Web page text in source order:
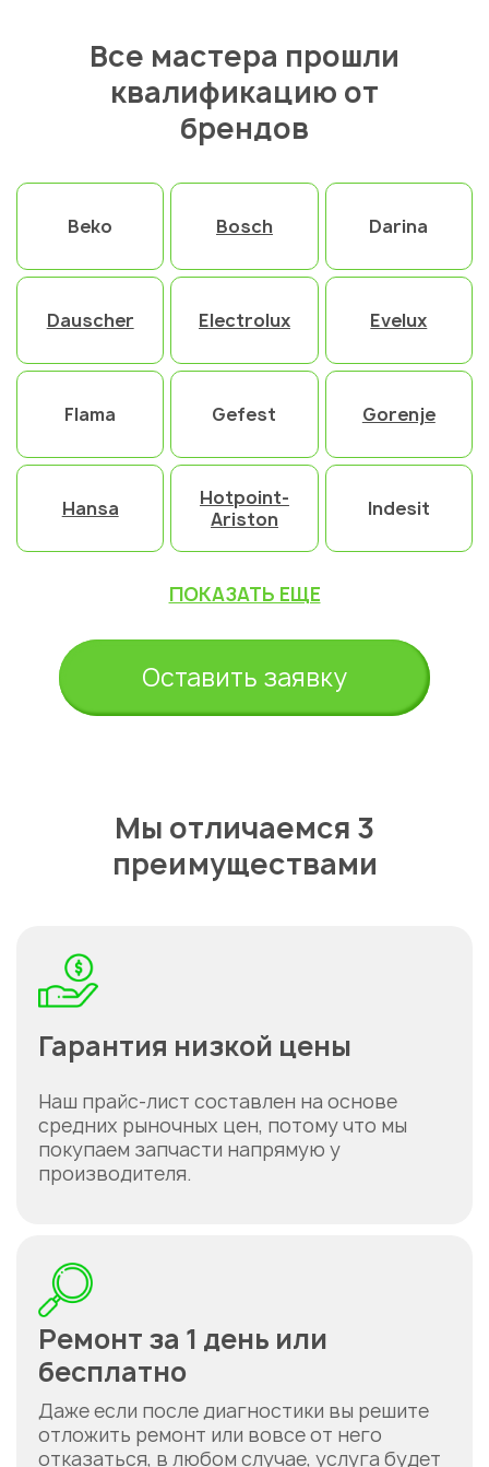
Все мастера прошли
квалификацию от
брендов
Beko Bosch Darina
Dauscher Electrolux Evelux
Flama Gefest Gorenje
Hansa
Hotpoint-
Ariston
Indesit
ПОКАЗАТЬ ЕЩЕ
Оставить заявку
Мы отличаемся 3
преимуществами
Гарантия низкой цены
Наш прайс-лист составлен на основе
средних рыночных цен, потому что мы
покупаем запчасти напрямую у
производителя.
Ремонт за 1 день или
бесплатно
Даже если после диагностики вы решите
отложить ремонт или вовсе от него
отказаться, в любом случае, услуга будет